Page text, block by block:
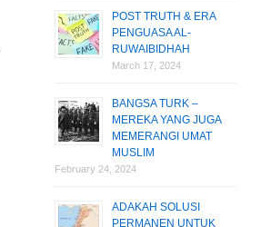
POST TRUTH & ERA
PENGUASA AL-
RUWAIBIDHAH
March 17, 2024
BANGSA TURK –
MEREKA YANG JUGA
MEMERANGI UMAT
MUSLIM
February 24, 2024
ADAKAH SOLUSI
PERMANEN UNTUK